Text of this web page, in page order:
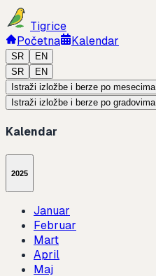
Tigrice
Početna
Kalendar
SR
EN
SR
EN
Istraži izložbe i berze po mesecima
Istraži izložbe i berze po gradovima
Kalendar
2025
Januar
Februar
Mart
April
Maj